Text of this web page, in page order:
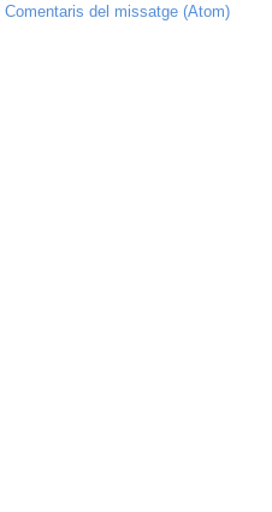
Comentaris del missatge (Atom)